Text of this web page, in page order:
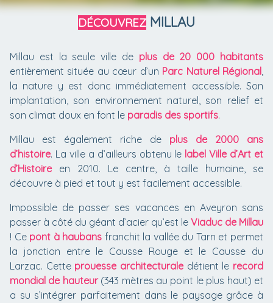
DÉCOUVREZ MILLAU
Millau est la seule ville de plus de 20 000 habitants
entièrement située au cœur d’un Parc Naturel Régional,
la nature y est donc immédiatement accessible. Son
implantation, son environnement naturel, son relief et
son climat doux en font le paradis des sportifs.
Millau est également riche de plus de 2000 ans
d’histoire. La ville a d’ailleurs obtenu le label Ville d’Art et
d’Histoire en 2010. Le centre, à taille humaine, se
découvre à pied et tout y est facilement accessible.
Impossible de passer ses vacances en Aveyron sans
passer à côté du géant d’acier qu’est le Viaduc de Millau
! Ce pont à haubans franchit la vallée du Tarn et permet
la jonction entre le Causse Rouge et le Causse du
Larzac. Cette prouesse architecturale détient le record
mondial de hauteur(343 mètres au point le plus haut) et
a su s’intégrer parfaitement dans le paysage grâce à